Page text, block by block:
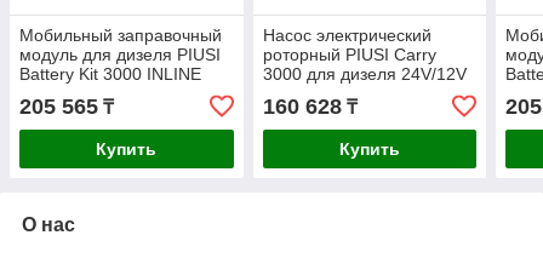
Мобильный заправочный
модуль для дизеля PIUSI
Battery Kit 3000 INLINE
12V + мех. пистолет 50л/
мин F00225410
205 565 ₸
Купить
Насос электрический
роторный PIUSI Carry
3000 для дизеля 24V/12V
50/30л/мин F0022400C
160 628₸
Купить
О нас